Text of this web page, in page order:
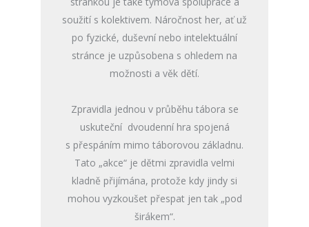
soužití s kolektivem. Náročnost her, ať už
po fyzické, duševní nebo intelektuální
stránce je uzpůsobena s ohledem na
možnosti a věk dětí.
Zpravidla jednou v průběhu tábora se
uskuteční dvoudenní hra spojená
s přespáním mimo táborovou základnu.
Tato „akce“ je dětmi zpravidla velmi
kladně přijímána, protože kdy jindy si
mohou vyzkoušet přespat jen tak „pod
širákem“.